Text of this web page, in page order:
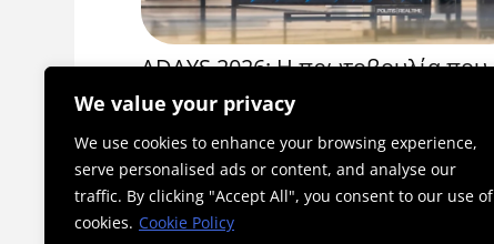
We value your privacy
We use cookies to enhance your browsing experience,
serve personalised ads or content, and analyse our
traffic. By clicking "Accept All", you consent to our use of
cookies. Cookie Policy
ADAYS 2026: Η πρωτοβουλία που
γίνεται θεσμός στην Αθήνα